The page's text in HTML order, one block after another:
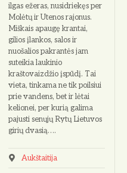
ilgas ežeras, nusidriekęs per
Molėtų ir Utenos rajonus.
Miškais apaugę krantai,
gilios įlankos, salos ir
nuošalios pakrantės jam
suteikia laukinio
kraštovaizdžio įspūdį. Tai
vieta, tinkama ne tik poilsiui
prie vandens, bet ir lėtai
kelionei, per kurią galima
pajusti senųjų Rytų Lietuvos
girių dvasią….
Aukštaitija